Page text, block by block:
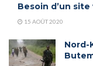
Besoin d’un
15 AOÛT 2020
Nord-